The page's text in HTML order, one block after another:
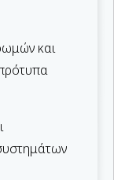
και